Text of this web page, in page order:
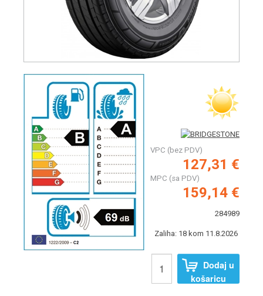
VPC (bez PDV)
127,31 €
MPC (sa PDV)
159,14 €
284989
Zaliha: 18 kom 11.8.2026
Dodaj u
košaricu